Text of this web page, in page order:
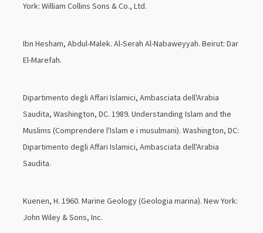
York: William Collins Sons & Co., Ltd.
Ibn Hesham, Abdul-Malek. Al-Serah Al-Nabaweyyah. Beirut: Dar
El-Marefah.
Dipartimento degli Affari Islamici, Ambasciata dell'Arabia
Saudita, Washington, DC. 1989. Understanding Islam and the
Muslims (Comprendere l'Islam e i musulmani). Washington, DC:
Dipartimento degli Affari Islamici, Ambasciata dell'Arabia
Saudita.
Kuenen, H. 1960. Marine Geology (Geologia marina). New York:
John Wiley & Sons, Inc.